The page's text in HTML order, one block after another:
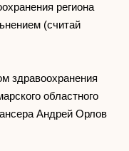
региона
(считай
здравоохранения
областного
Андрей Орлов